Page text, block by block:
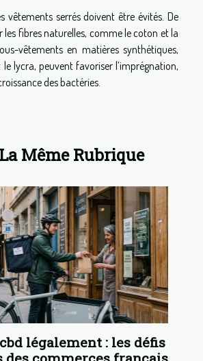
vêtements serrés doivent être évités. De
les fibres naturelles, comme le coton et la
vêtements en matières synthétiques,
lycra, peuvent favoriser l’imprégnation,
des bactéries.
Même Rubrique
légalement : les défis